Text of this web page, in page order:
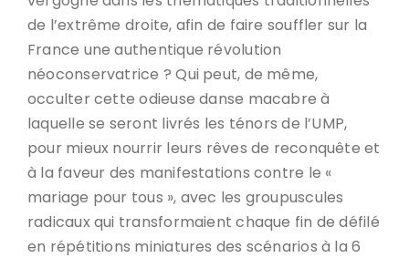
de l’extrême droite, afin de faire souffler sur la
France une authentique révolution
néoconservatrice ? Qui peut, de même,
occulter cette odieuse danse macabre à
laquelle se seront livrés les ténors de l’UMP,
pour mieux nourrir leurs rêves de reconquête et
à la faveur des manifestations contre le «
mariage pour tous », avec les groupuscules
radicaux qui transformaient chaque fin de défilé
en répétitions miniatures des scénarios à la 6